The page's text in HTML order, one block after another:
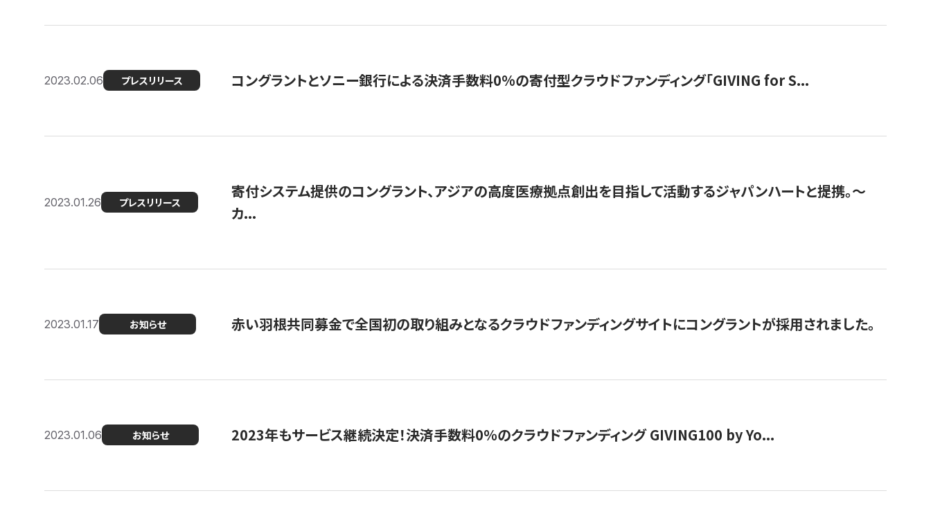
2023.02.06 プレスリリース コングラントとソニー銀行による決済手数料0%の寄付型クラウドファンディング「GIVING for S...
2023.01.26 プレスリリース
寄付システム提供のコングラント、アジアの高度医療拠点創出を目指して活動するジャパンハートと提携。〜
カ...
2023.01.17 お知らせ 赤い羽根共同募金で全国初の取り組みとなるクラウドファンディングサイトにコングラントが採用されました。
2023.01.06 お知らせ 2023年もサービス継続決定！決済手数料0％のクラウドファンディング GIVING100 by Yo...